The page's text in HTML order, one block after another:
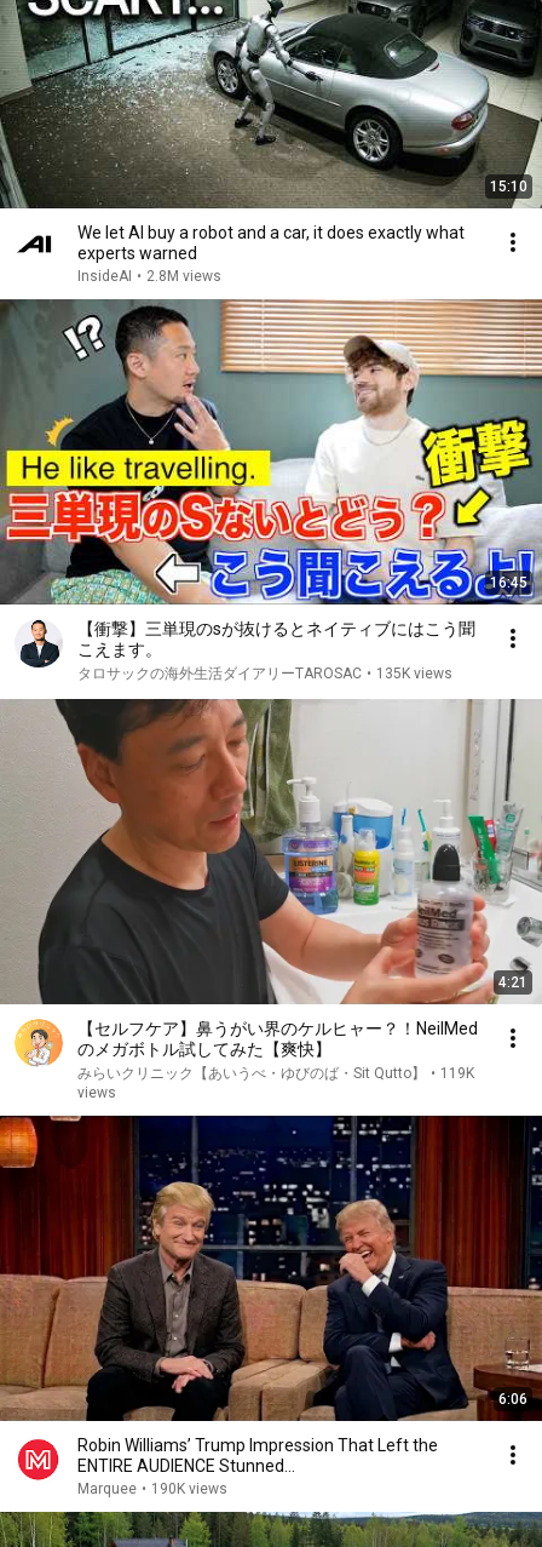
15:10
We let AI buy a robot and a car, it does exactly what
experts warned
InsideAI • 2.8M views
16:45
【衝撃】三単現のsが抜けるとネイティブにはこう聞
こえます。
タロサックの海外生活ダイアリーTAROSAC • 135K views
4:21
【セルフケア】鼻うがい界のケルヒャー？！NeilMed
のメガボトル試してみた【爽快】
みらいクリニック【あいうべ・ゆびのば・Sit Qutto】 • 119K
views
6:06
Robin Williams’ Trump Impression That Left the
ENTIRE AUDIENCE Stunned...
Marquee • 190K views